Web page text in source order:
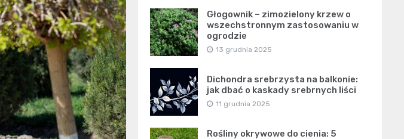
Głogownik – zimozielony krzew o
wszechstronnym zastosowaniu w
ogrodzie
13 grudnia 2025
Dichondra srebrzysta na balkonie:
jak dbać o kaskady srebrnych liści
11 grudnia 2025
Rośliny okrywowe do cienia: 5